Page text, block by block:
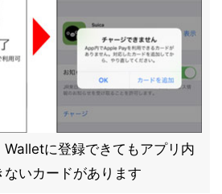
Walletに登録できてもアプリ内
いカードがあります